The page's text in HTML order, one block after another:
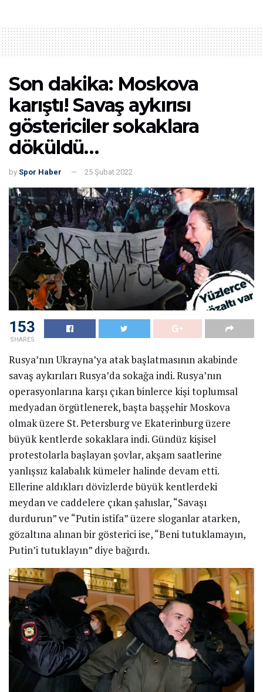
Son dakika: Moskova
karıştı! Savaş aykırısı
göstericiler sokaklara
döküldü…
by Spor Haber 25 Şubat 2022
153
SHARES
Rusya’nın Ukrayna’ya atak başlatmasının akabinde
savaş aykırıları Rusya’da sokağa indi. Rusya’nın
operasyonlarına karşı çıkan binlerce kişi toplumsal
medyadan örgütlenerek, başta başşehir Moskova
olmak üzere St. Petersburg ve Ekaterinburg üzere
büyük kentlerde sokaklara indi. Gündüz kişisel
protestolarla başlayan şovlar, akşam saatlerine
yanlışsız kalabalık kümeler halinde devam etti.
Ellerine aldıkları dövizlerde büyük kentlerdeki
meydan ve caddelere çıkan şahıslar, “Savaşı
durdurun” ve “Putin istifa” üzere sloganlar atarken,
gözaltına alınan bir gösterici ise, “Beni tutuklamayın,
Putin’i tutuklayın” diye bağırdı.